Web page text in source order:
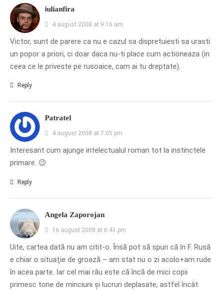
iulianfira
4 august 2008 at 9:16 am
Victor, sunt de parere ca nu e cazul sa dispretuiesti sa urasti
un popor a priori, ci doar daca nu-ti place cum actioneaza (in
ceea ce le priveste pe rusoaice, cam ai tu dreptate).
Reply
Patratel
4 august 2008 at 7:05 pm
Interesant cum ajunge intelectualul roman tot la instinctele
primare. 😉
Reply
Angela Zaporojan
16 august 2008 at 6:41 pm
Uite, cartea dată nu am citit-o. Însă pot să spun că în F. Rusă
e chiar o situaţie de groază – am stat nu o zi acolo+am rude
în acea parte. Iar cel mai rău este că încă de mici copii
primesc tone de minciuni şi lucruri deplasate, astfel încât